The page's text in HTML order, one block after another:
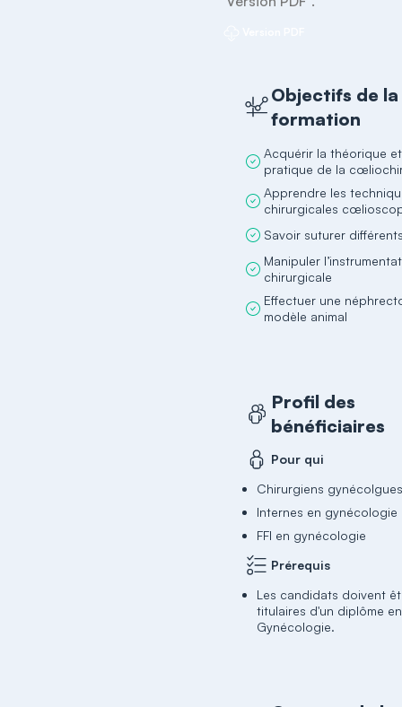
Objectifs de la
formation
Acquérir la théorique
pratique de la
Apprendre les
chirurgicales
Savoir suturer
Manipuler
chirurgicale
Effectuer une
modèle animal
Profil des
bénéficiaires
Pour qui
Chirurgiens
Internes en gynécologie
FFI en gynécologie
Prérequis
Les candidats doivent
titulaires d'un diplôme en
Gynécologie.